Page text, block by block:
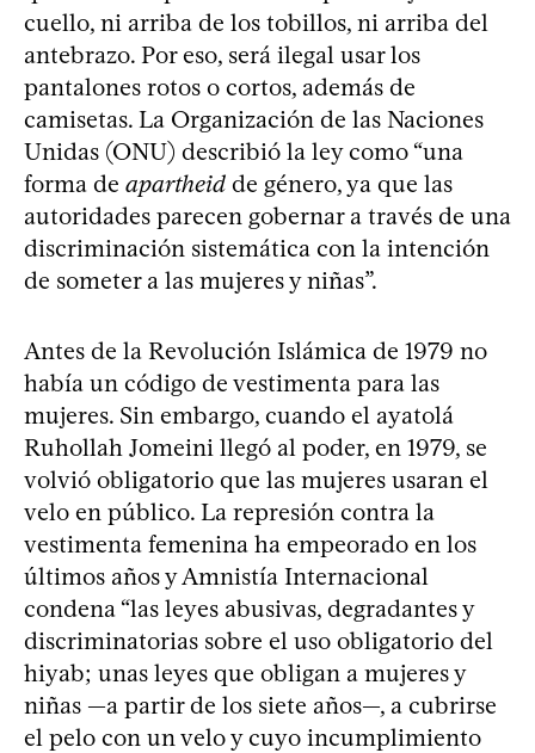
cuello, ni arriba de los tobillos, ni arriba del
antebrazo. Por eso, será ilegal usar los
pantalones rotos o cortos, además de
camisetas. La Organización de las Naciones
Unidas (ONU) describió la ley como “una
forma de apartheid de género, ya que las
autoridades parecen gobernar a través de una
discriminación sistemática con la intención
de someter a las mujeres y niñas”.
Antes de la Revolución Islámica de 1979 no
había un código de vestimenta para las
mujeres. Sin embargo, cuando el ayatolá
Ruhollah Jomeini llegó al poder, en 1979, se
volvió obligatorio que las mujeres usaran el
velo en público. La represión contra la
vestimenta femenina ha empeorado en los
últimos años y Amnistía Internacional
condena “las leyes abusivas, degradantes y
discriminatorias sobre el uso obligatorio del
hiyab; unas leyes que obligan a mujeres y
niñas —a partir de los siete años—, a cubrirse
el pelo con un velo y cuyo incumplimiento